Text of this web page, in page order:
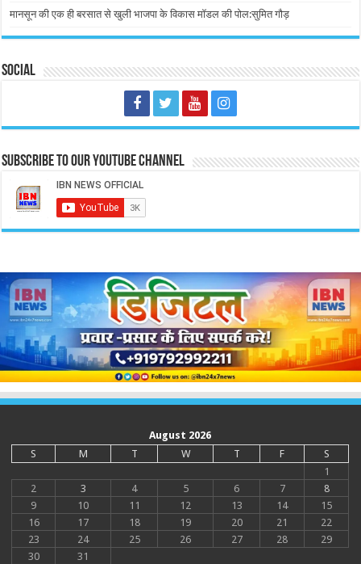
मानसून की एक ही बरसात से खुली भाजपा के विकास मॉडल की पोल:सुमित गौड़
Social
Subscribe to our Youtube Channel
August 2026
S
M T W T F
S
1
2
3 4 5 6 7
8
9
10 11 12 13 14
15
16
17 18 19 20 21
22
23
24 25 26 27 28
29
30
31